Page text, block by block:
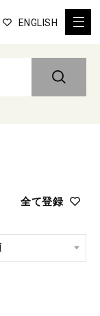
ENGLISH
全て登録